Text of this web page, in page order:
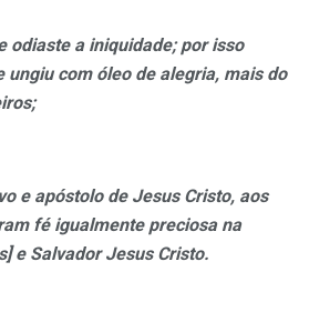
odiaste a iniquidade; por isso
ungiu com óleo de alegria, mais do
e apóstolo de Jesus Cristo, aos
fé igualmente preciosa na
e Salvador Jesus Cristo.